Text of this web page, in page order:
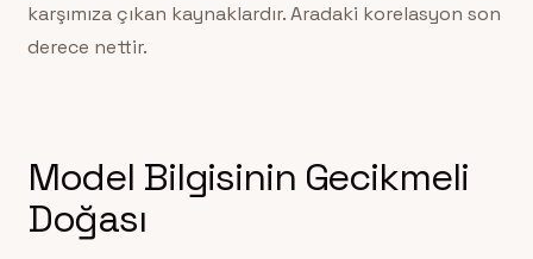
karşımıza çıkan kaynaklardır. Aradaki korelasyon son
derece nettir.
Model Bilgisinin Gecikmeli
Doğası